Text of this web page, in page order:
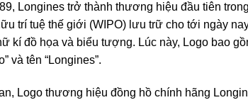
Longines trở thành thương hiệu đầu tiên
trí tuệ thế giới (WIPO) lưu trữ cho tới ngày
kí đồ họa và biểu tượng. Lúc này, Logo bao
và tên “Longines”.
Logo thương hiệu đồng hồ chính hãng